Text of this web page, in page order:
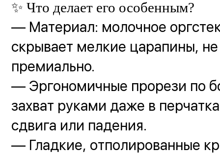
✨ Что делает его особенным?
— Материал: молочное
скрывает мелкие царапины,
премиально.
— Эргономичные прорези по
захват руками даже в
сдвига или падения.
— Гладкие, отполированные